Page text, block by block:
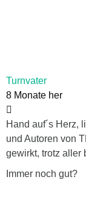
Turnvater
8 Monate her
Hand auf´s Herz,
und Autoren von
gewirkt, trotz aller
Immer noch gut?